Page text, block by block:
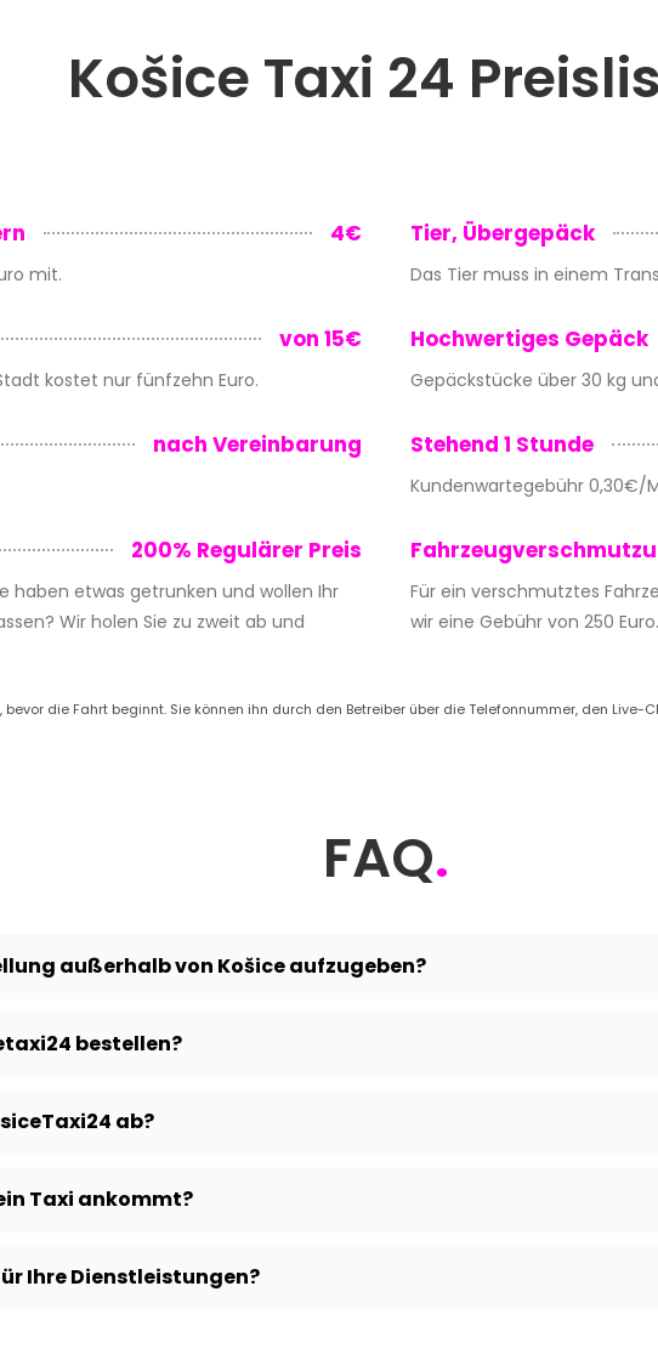
Košice Taxi 24
4€
mit.
von 15€
kostet nur fünfzehn Euro.
nach Vereinbarung
200% Regulärer Preis
haben etwas getrunken und wollen Ihr
Wir holen Sie zu zweit ab und
Tier, Übergepäck
Das Tier muss in einem
Hochwertiges Gepäck
Gepäckstücke über 30 kg
Stehend 1 Stunde
Kundenwartegebühr 0,30€/
Für ein verschmutztes
wir eine Gebühr von 250 Euro.
die Fahrt beginnt. Sie können ihn durch den Betreiber über die Telefonnummer, den Live-
FAQ.
außerhalb von Košice aufzugeben?
bestellen?
ab?
Taxi ankommt?
Ihre Dienstleistungen?